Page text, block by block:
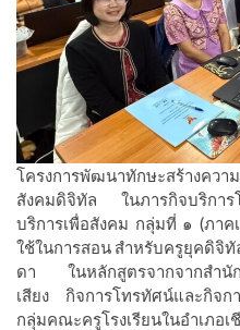
โครงการพัฒนาทักษะสร้างควา
สังคมดิจิทัล ในภารกิจบริการ
บริการเพื่อสังคม กลุ่มที่ ๑ (ภาค
ใช้ในการสอน สำหรับครูยุคดิจิ
ดา ในหลักสูตรจากจากสำนัก
เสียง กิจการโทรทัศน์และกิจ
กลุ่มคณะครูโรงเรียนในอำเภอ